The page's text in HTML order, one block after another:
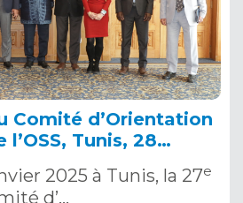
Comité d’Orientation
Tunis, 28
2025 à Tunis, la 27e
d’…